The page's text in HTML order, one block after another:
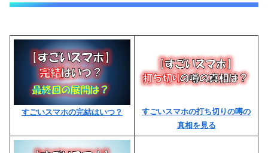
すごいスマホの完結はいつ？
すごいスマホの打ち切りの噂の
真相を見る